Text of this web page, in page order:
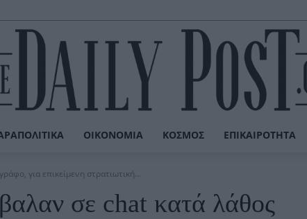
ΟΙΚΟΝΟΜΊΑ ΚΌΣΜΟΣ ΕΠΙΚΑΙΡΌΤΗΤΑ
για επικείμενη στρατιωτική...
σε chat κατά λάθος